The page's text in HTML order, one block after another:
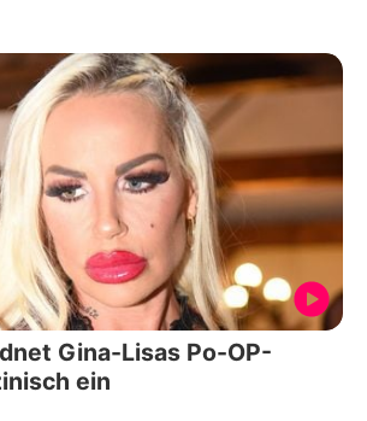
Gina-Lisas Po-OP-
ein